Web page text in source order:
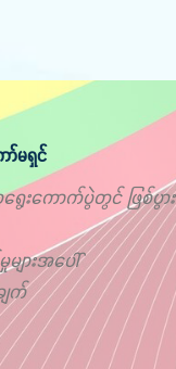
ာ်မရှင်
းကောက်ပွဲတွင် ဖြစ်ပွား
ျားအပေါ်
ျက်